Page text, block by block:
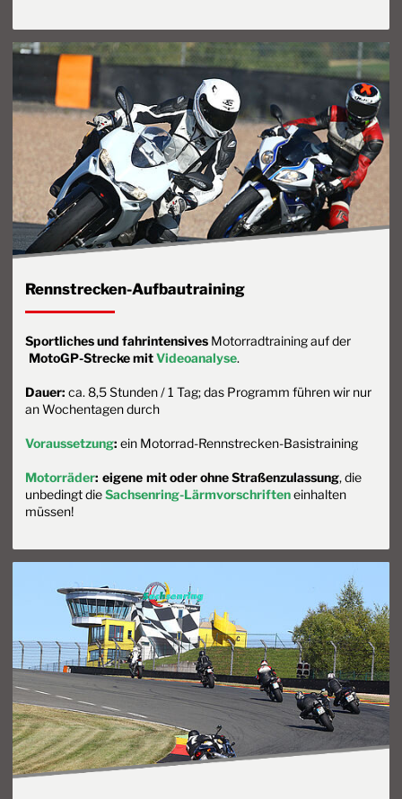
Rennstrecken-Aufbautraining
Sportliches und fahrintensives Motorradtraining auf der
MotoGP-Strecke mitVideoanalyse.
Dauer: ca. 8,5 Stunden / 1 Tag; das Programm führen wir nur
an Wochentagen durch
Voraussetzung: ein Motorrad-Rennstrecken-Basistraining
Motorräder: eigene mit oder ohne Straßenzulassung, die
unbedingt dieSachsenring-Lärmvorschrifteneinhalten
müssen!